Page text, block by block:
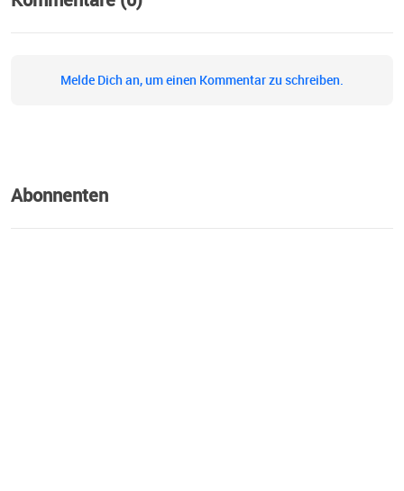
Melde Dich an, um einen Kommentar zu schreiben.
Abonnenten